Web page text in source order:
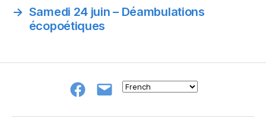
→ Samedi 24 juin – Déambulations
écopoétiques
Groupe
NeL
E-
à